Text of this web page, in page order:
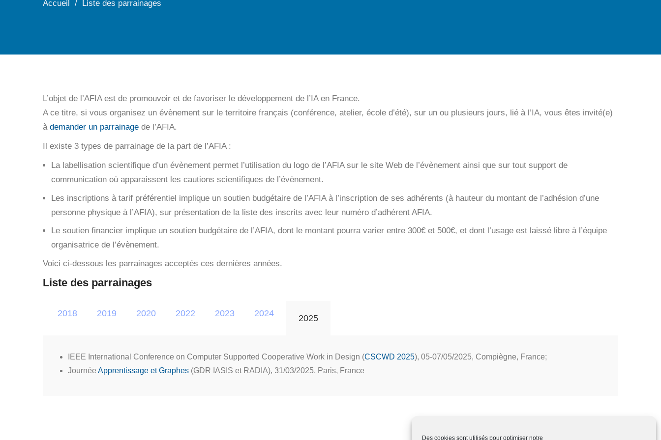
Des cookies sont utilisés pour optimiser notre
Accueil Liste des parrainages
L’objet de l’AFIA est de promouvoir et de favoriser le développement de l’IA en France.
A ce titre, si vous organisez un évènement sur le territoire français (conférence, atelier, école d’été), sur un ou plusieurs jours, lié à l’IA, vous êtes invité(e)
à demander un parrainage de l’AFIA.
Il existe 3 types de parrainage de la part de l’AFIA :
La labellisation scientifique d’un évènement permet l’utilisation du logo de l’AFIA sur le site Web de l’évènement ainsi que sur tout support de
communication où apparaissent les cautions scientifiques de l’évènement.
Les inscriptions à tarif préférentiel implique un soutien budgétaire de l’AFIA à l’inscription de ses adhérents (à hauteur du montant de l’adhésion d’une
personne physique à l’AFIA), sur présentation de la liste des inscrits avec leur numéro d’adhérent AFIA.
Le soutien financier implique un soutien budgétaire de l’AFIA, dont le montant pourra varier entre 300€ et 500€, et dont l’usage est laissé libre à l’équipe
organisatrice de l’évènement.
Voici ci-dessous les parrainages acceptés ces dernières années.
Liste des parrainages
2018 2019 2020 2022 2023 2024 2025
IEEE International Conference on Computer Supported Cooperative Work in Design (CSCWD 2025), 05-07/05/2025, Compiègne, France;
Journée Apprentissage et Graphes (GDR IASIS et RADIA), 31/03/2025, Paris, France